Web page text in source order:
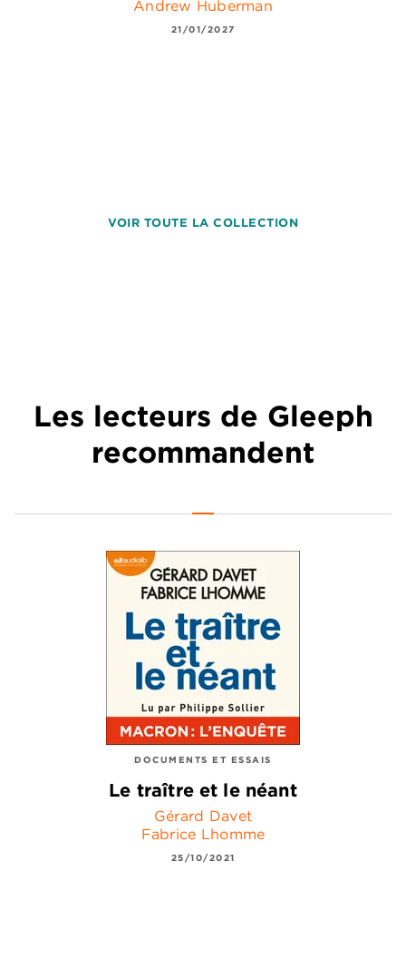
Andrew Huberman
21/01/2027
VOIR TOUTE LA COLLECTION
Les lecteurs de Gleeph
recommandent
DOCUMENTS ET ESSAIS
Le traître et le néant
Gérard Davet
Fabrice Lhomme
25/10/2021